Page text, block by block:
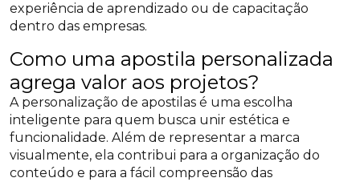
experiência de aprendizado ou de capacitação
dentro das empresas.
Como uma apostila personalizada
agrega valor aos projetos?
A personalização de apostilas é uma escolha
inteligente para quem busca unir estética e
funcionalidade. Além de representar a marca
visualmente, ela contribui para a organização do
conteúdo e para a fácil compreensão das